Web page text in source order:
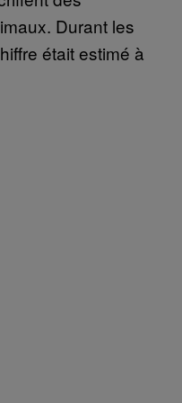
Durant les
était estimé à